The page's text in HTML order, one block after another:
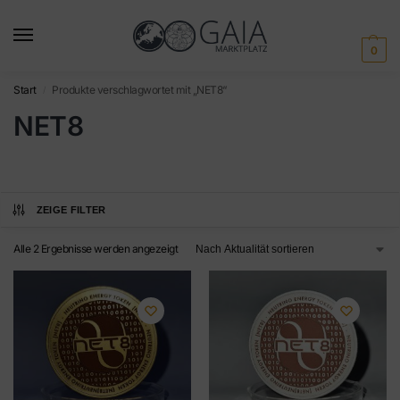
0
Start Produkte verschlagwortet mit „NET8“
NET8
ZEIGE FILTER
Alle 2 Ergebnisse werden angezeigt